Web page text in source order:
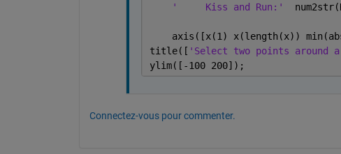
'     Kiss and Run:'
axis([x(1) x(length(x))
title([ 'Select two points
ylim([-100 200]);
Connectez-vous pour commenter.